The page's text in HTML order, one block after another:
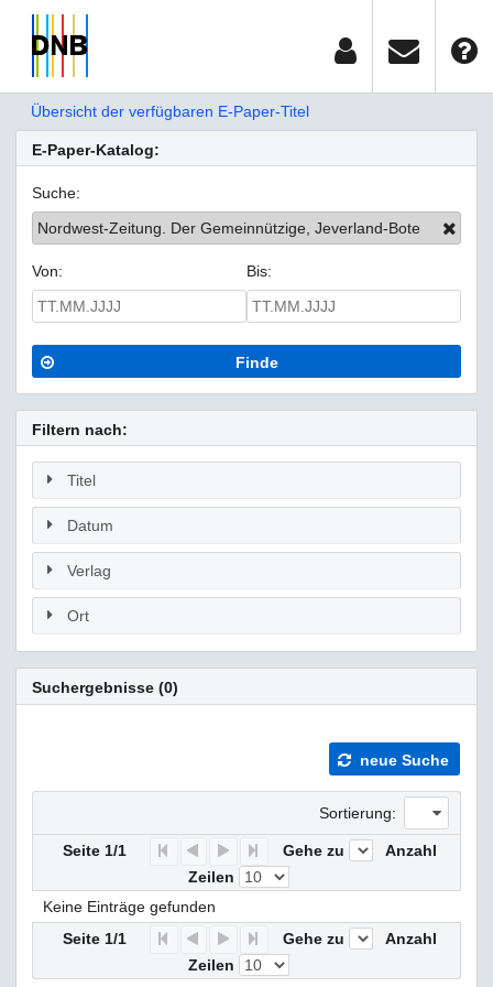
Übersicht der verfügbaren E-Paper-Titel
E-Paper-Katalog:
Suche:
Nordwest-Zeitung. Der Gemeinnützige, Jeverland-Bote
Von: Bis:
Finde
Filtern nach:
Titel
Datum
Verlag
Ort
Suchergebnisse (0)
neue Suche
Sortierung:
Seite 1/1 Gehe zu
Anzahl
Zeilen
Keine Einträge gefunden
Seite 1/1
Gehe zu
Anzahl
Zeilen